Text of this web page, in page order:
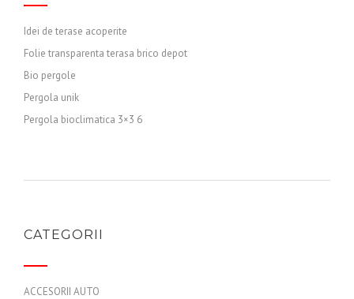
Idei de terase acoperite
Folie transparenta terasa brico depot
Bio pergole
Pergola unik
Pergola bioclimatica 3×3 6
CATEGORII
ACCESORII AUTO